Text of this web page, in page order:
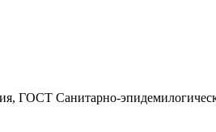
ГОСТ Санитарно-